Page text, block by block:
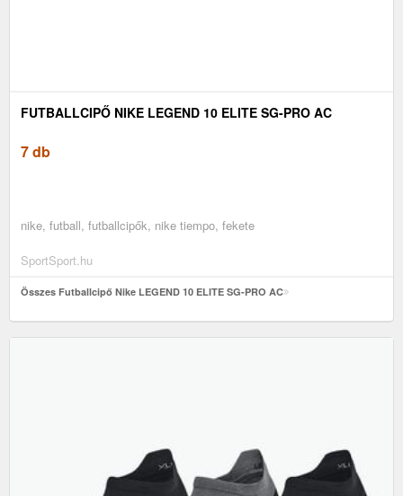
FUTBALLCIPŐ NIKE LEGEND 10 ELITE SG-PRO AC
7 db
nike, futball, futballcipők, nike tiempo, fekete
SportSport.hu
Összes Futballcipő Nike LEGEND 10 ELITE SG-PRO AC